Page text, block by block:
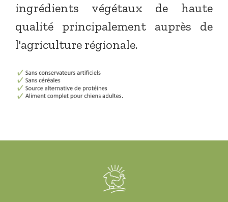
ingrédients végétaux de haute
qualité principalement auprès de
l'agriculture régionale.